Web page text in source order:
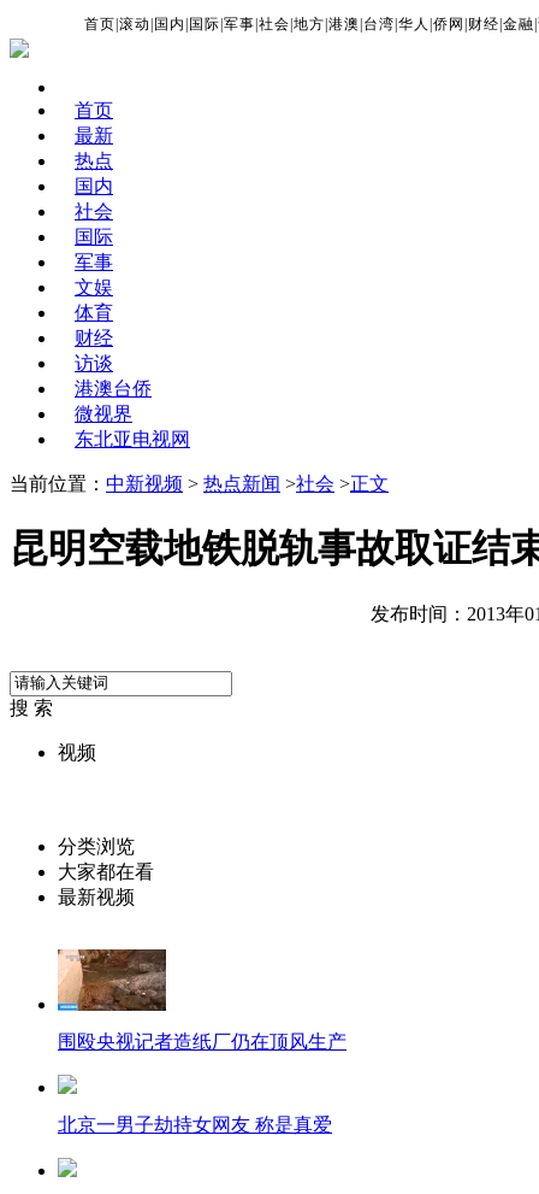
首页 |滚动 国内 国际 |军事 |社会 |地方 |港澳 台湾 |华人 |侨网 财经 |金融 |
首页
最新
热点
国内
社会
国际
军事
文娱
体育
财经
访谈
港澳台侨
微视界
东北亚电视网
当前位置： 中新视频 > 热点新闻 >社会 >正文
昆明空载地铁脱轨事故取证结
发布时间：2013年
搜 索
视频
分类浏览
大家都在看
最新视频
围殴央视记者造纸厂仍在顶风生产
北京一男子劫持女网友 称是真爱